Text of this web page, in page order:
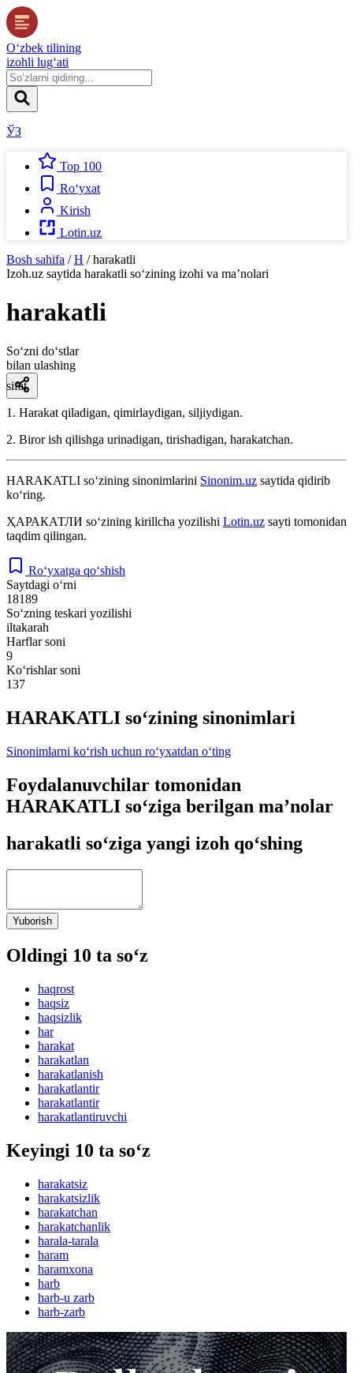
O‘zbek tilining
izohli lug‘ati
ЎЗ
Top 100
Ro‘yxat
Kirish
Lotin.uz
Bosh sahifa / H / harakatli
Izoh.uz saytida harakatli so‘zining izohi va ma’nolari
harakatli
So‘zni do‘stlar
bilan ulashing
sifat
1. Harakat qiladigan, qimirlaydigan, siljiydigan.
2. Biror ish qilishga urinadigan, tirishadigan, harakatchan.
HARAKATLI so‘zining sinonimlarini Sinonim.uz saytida qidirib
ko‘ring.
ҲАРАКАТЛИ so‘zining kirillcha yozilishi Lotin.uz sayti tomonidan
taqdim qilingan.
Ro‘yxatga qo‘shish
Saytdagi o‘rni
18189
So‘zning teskari yozilishi
iltakarah
Harflar soni
9
Ko‘rishlar soni
137
HARAKATLI so‘zining sinonimlari
Sinonimlarni ko‘rish uchun ro‘yxatdan o‘ting
Foydalanuvchilar tomonidan
HARAKATLI so‘ziga berilgan ma’nolar
harakatli so‘ziga yangi izoh qo‘shing
Yuborish
Oldingi 10 ta so‘z
haqrost
haqsiz
haqsizlik
har
harakat
harakatlan
harakatlanish
harakatlantir
harakatlantir
harakatlantiruvchi
Keyingi 10 ta so‘z
harakatsiz
harakatsizlik
harakatchan
harakatchanlik
harala-tarala
haram
haramxona
harb
harb-u zarb
harb-zarb